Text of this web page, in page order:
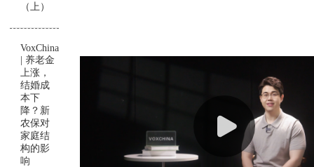
（上）
VoxChina
| 养老金
上涨，
结婚成
本下
降？新
农保对
家庭结
构的影
响